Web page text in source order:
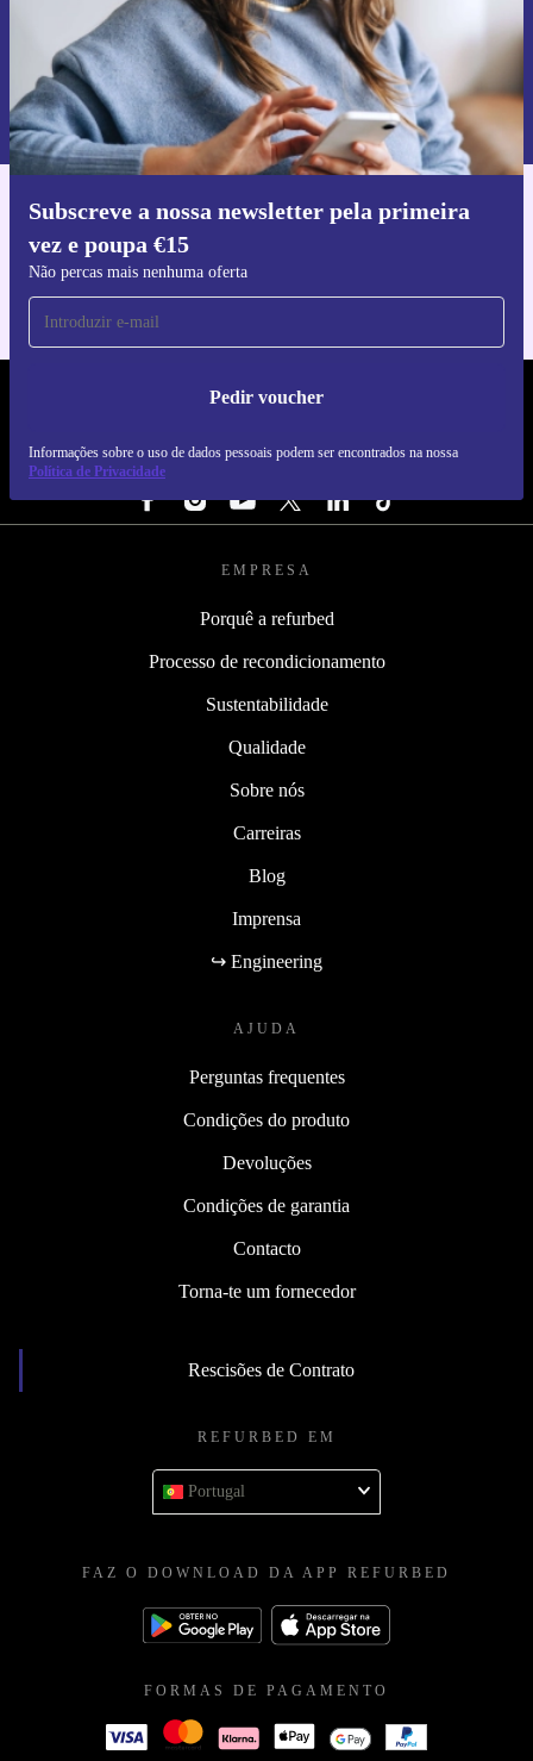
Subscreve a nossa newsletter pela primeira
vez e poupa €15
Não percas mais nenhuma oferta
Pedir voucher
Informações sobre o uso de dados pessoais podem ser encontrados na nossa
Política de Privacidade
Pedir voucher
Informações sobre o uso de dados pessoais podem ser encontrados na
nossa
Política de Privacidade.
Faz o download da app refurbed
Para iOS e Android
REFURBED PORTUGAL - RETHINK NEW.
SEGUE-NOS
EMPRESA
Porquê a refurbed
Processo de recondicionamento
Sustentabilidade
Qualidade
Sobre nós
Carreiras
Blog
Imprensa
↪ Engineering
AJUDA
Perguntas frequentes
Condições do produto
Devoluções
Condições de garantia
Contacto
Torna-te um fornecedor
Rescisões de Contrato
REFURBED EM
Portugal
FAZ O DOWNLOAD DA APP REFURBED
FORMAS DE PAGAMENTO